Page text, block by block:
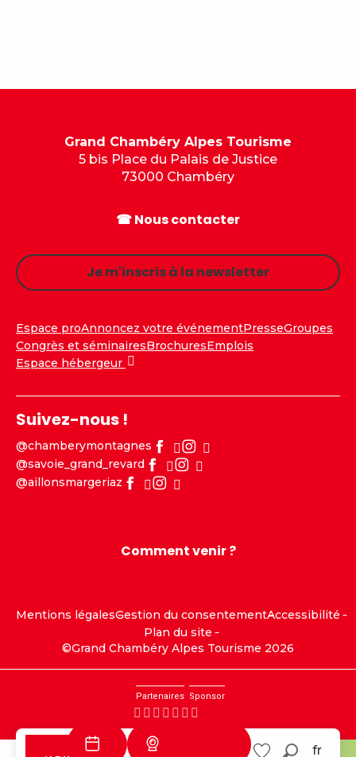
fr
Grand Chambéry Alpes Tourisme
5 bis Place du Palais de Justice
73000 Chambéry
☎ Nous contacter
Je m'inscris à la newsletter
Espace proAnnoncez votre événementPresseGroupes
Congrès et séminairesBrochuresEmplois
Espace hébergeur
Suivez-nous !
@chamberymontagnes
@savoie_grand_revard
@aillonsmargeriaz
Comment venir ?
Mentions légalesGestion du consentementAccessibilité
Plan du site
©Grand Chambéry Alpes Tourisme 2026
Partenaires Sponsor